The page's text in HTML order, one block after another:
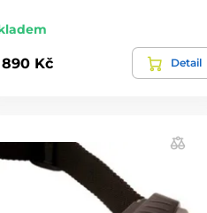
890 Kč Detail